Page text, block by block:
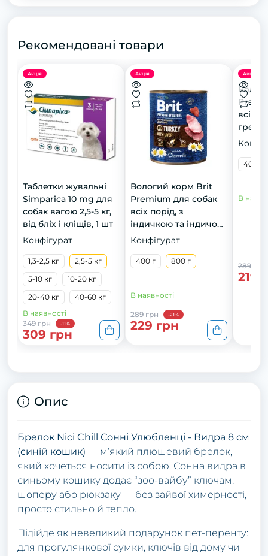
Рекомендовані товари
Акція
Таблетки жувальні
Simparica 10 mg для
собак вагою 2,5-5 кг,
від бліх і кліщів, 1 шт
Конфігурат
1,3-2,5 кг
2,5-5 кг
5-10 кг
10-20 кг
20-40 кг
40-60 кг
В наявності
349 грн
-11%
309 грн
Акція
Вологий корм Brit
Premium для собак
всіх порід, з
індичкою та індичою
печінкою, 800 г
Конфігурат
400 г 800 г
В наявності
289 грн -21%
229 грн
Акція
всіх
400 г
В
289 грн
219
Опис
Брелок Nici Chill Сонні Улюбленці - Видра 8 см
(синій кошик) — м’який плюшевий брелок,
який хочеться носити із собою. Сонна видра в
синьому кошику додає “зоо-вайбу” ключам,
шоперу або рюкзаку — без зайвої химерності,
просто стильно й тепло.
Підійде як невеликий подарунок пет-перенту:
для прогулянкової сумки, ключів від дому чи